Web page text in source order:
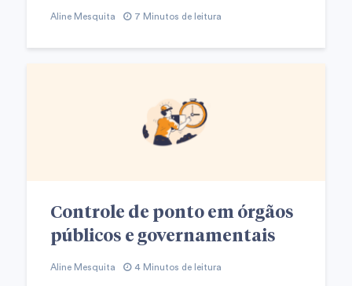
Aline Mesquita 7 Minutos de leitura
Controle de ponto em órgãos
públicos e governamentais
Aline Mesquita 4 Minutos de leitura